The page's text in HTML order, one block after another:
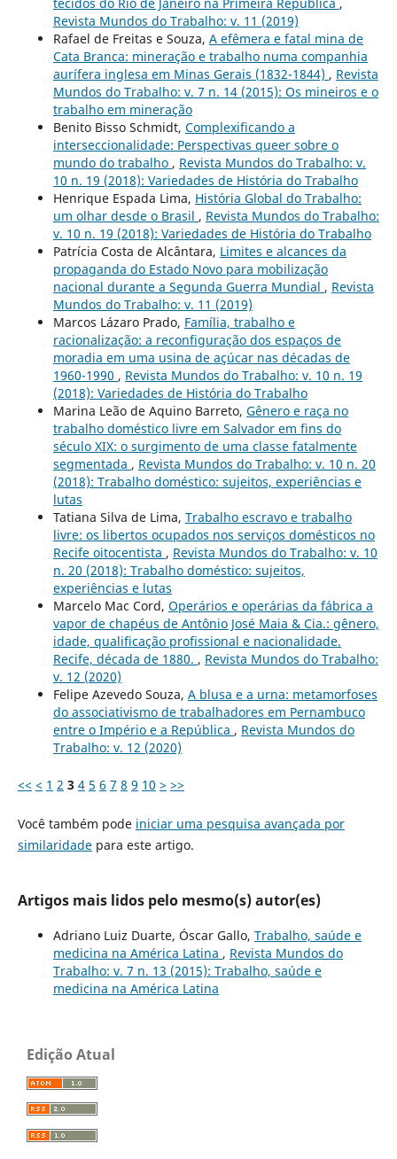
Revista Mundos do Trabalho: v. 11 (2019)
Rafael de Freitas e Souza, A efêmera e fatal mina de
Cata Branca: mineração e trabalho numa companhia
aurífera inglesa em Minas Gerais (1832-1844) , Revista
Mundos do Trabalho: v. 7 n. 14 (2015): Os mineiros e o
trabalho em mineração
Benito Bisso Schmidt, Complexificando a
interseccionalidade: Perspectivas queer sobre o
mundo do trabalho , Revista Mundos do Trabalho: v.
10 n. 19 (2018): Variedades de História do Trabalho
Henrique Espada Lima, História Global do Trabalho:
um olhar desde o Brasil , Revista Mundos do Trabalho:
v. 10 n. 19 (2018): Variedades de História do Trabalho
Patrícia Costa de Alcântara, Limites e alcances da
propaganda do Estado Novo para mobilização
nacional durante a Segunda Guerra Mundial , Revista
Mundos do Trabalho: v. 11 (2019)
Marcos Lázaro Prado, Família, trabalho e
racionalização: a reconfiguração dos espaços de
moradia em uma usina de açúcar nas décadas de
1960-1990 , Revista Mundos do Trabalho: v. 10 n. 19
(2018): Variedades de História do Trabalho
Marina Leão de Aquino Barreto, Gênero e raça no
trabalho doméstico livre em Salvador em fins do
século XIX: o surgimento de uma classe fatalmente
segmentada , Revista Mundos do Trabalho: v. 10 n. 20
(2018): Trabalho doméstico: sujeitos, experiências e
lutas
Tatiana Silva de Lima, Trabalho escravo e trabalho
livre: os libertos ocupados nos serviços domésticos no
Recife oitocentista , Revista Mundos do Trabalho: v. 10
n. 20 (2018): Trabalho doméstico: sujeitos,
experiências e lutas
Marcelo Mac Cord, Operários e operárias da fábrica a
vapor de chapéus de Antônio José Maia & Cia.: gênero,
idade, qualificação profissional e nacionalidade.
Recife, década de 1880. , Revista Mundos do Trabalho:
v. 12 (2020)
Felipe Azevedo Souza, A blusa e a urna: metamorfoses
do associativismo de trabalhadores em Pernambuco
entre o Império e a República , Revista Mundos do
Trabalho: v. 12 (2020)
<< < 1 2 3 4 5 6 7 8 9 10 > >>
Você também pode iniciar uma pesquisa avançada por
similaridadepara este artigo.
Artigos mais lidos pelo mesmo(s) autor(es)
Adriano Luiz Duarte, Óscar Gallo, Trabalho, saúde e
medicina na América Latina , Revista Mundos do
Trabalho: v. 7 n. 13 (2015): Trabalho, saúde e
medicina na América Latina
Edição Atual